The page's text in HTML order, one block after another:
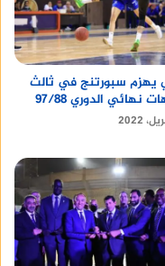
يهزم سبورتنج في ثالث
نهائي الدوري 97/88